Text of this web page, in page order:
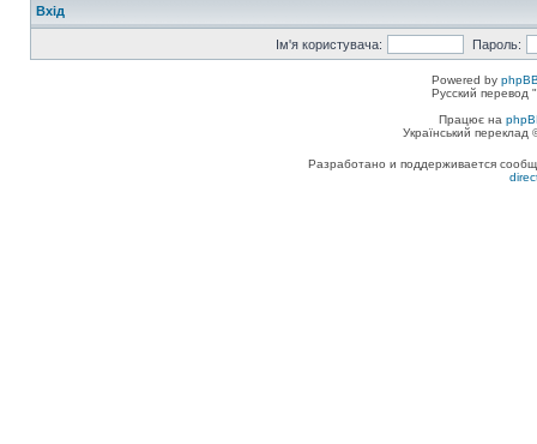
Вхід
Ім'я користувача: Пароль:
Powered by
Русский перевод
Працює на
Український
Разработано и поддерживается